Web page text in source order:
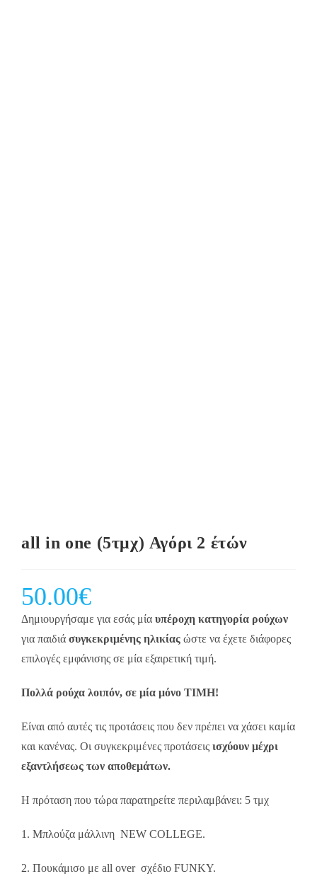
all in one (5τμχ) Αγόρι 2 έτών
50.00€
Δημιουργήσαμε για εσάς μία υπέροχη κατηγορία ρούχων
για παιδιά συγκεκριμένης ηλικίας ώστε να έχετε διάφορες
επιλογές εμφάνισης σε μία εξαιρετική τιμή.
Πολλά ρούχα λοιπόν, σε μία μόνο ΤΙΜΗ!
Είναι από αυτές τις προτάσεις που δεν πρέπει να χάσει καμία
και κανένας. Οι συγκεκριμένες προτάσεις ισχύουν μέχρι
εξαντλήσεως των αποθεμάτων.
Η πρόταση που τώρα παρατηρείτε περιλαμβάνει: 5 τμχ
1. Μπλούζα μάλλινη NEW COLLEGE.
2. Πουκάμισο με all over σχέδιο FUNKY.